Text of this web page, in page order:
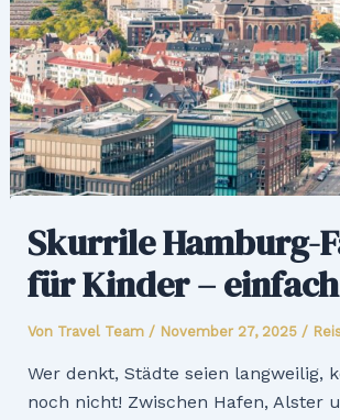
Skurrile Hamburg-
für Kinder –
Von Travel Team / November 27, 2025 /
Wer denkt, Städte seien langweilig,
noch nicht! Zwischen Hafen, Alster